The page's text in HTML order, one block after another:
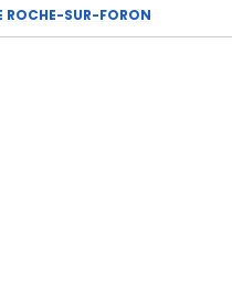
ROCHE-SUR-FORON